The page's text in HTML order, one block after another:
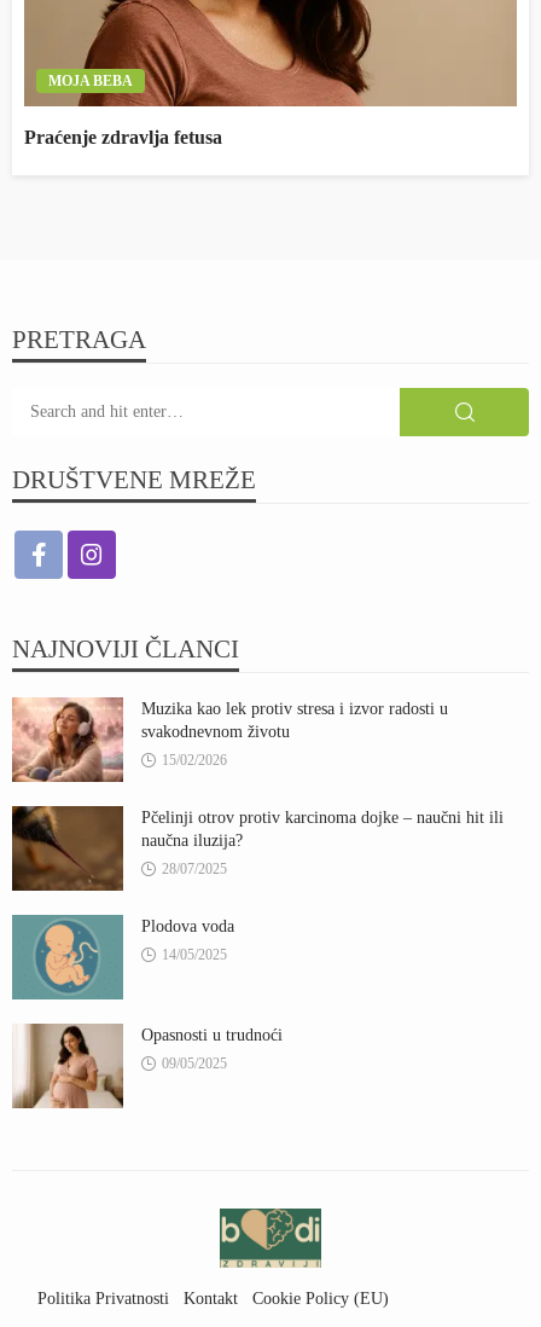
MOJA BEBA
Praćenje zdravlja fetusa
PRETRAGA
DRUŠTVENE MREŽE
NAJNOVIJI ČLANCI
Muzika kao lek protiv stresa i izvor radosti u
svakodnevnom životu
15/02/2026
Pčelinji otrov protiv karcinoma dojke – naučni hit ili
naučna iluzija?
28/07/2025
Plodova voda
14/05/2025
Opasnosti u trudnoći
09/05/2025
Politika Privatnosti Kontakt Cookie Policy (EU)